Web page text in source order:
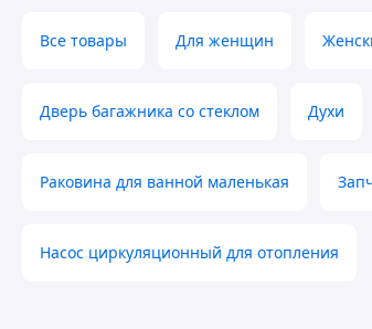
Все товары Для женщин
Дверь багажника со стеклом Духи
Раковина для ванной маленькая
Насос циркуляционный для отопления